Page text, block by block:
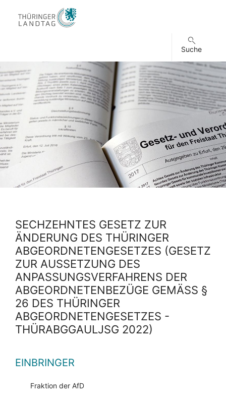
Suche
SECHZEHNTES GESETZ ZUR
ÄNDERUNG DES THÜRINGER
ABGEORDNETENGESETZES (GESETZ
ZUR AUSSETZUNG DES
ANPASSUNGSVERFAHRENS DER
ABGEORDNETENBEZÜGE GEMÄSS § 2
6 DES THÜRINGER A
BGEORDNETENGESETZES - T
HÜRABGGAULJSG 2022)
EINBRINGER
Fraktion der AfD